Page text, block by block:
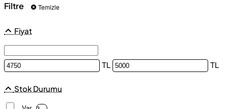
Filtre Temizle
Fiyat
TL TL
Stok Durumu